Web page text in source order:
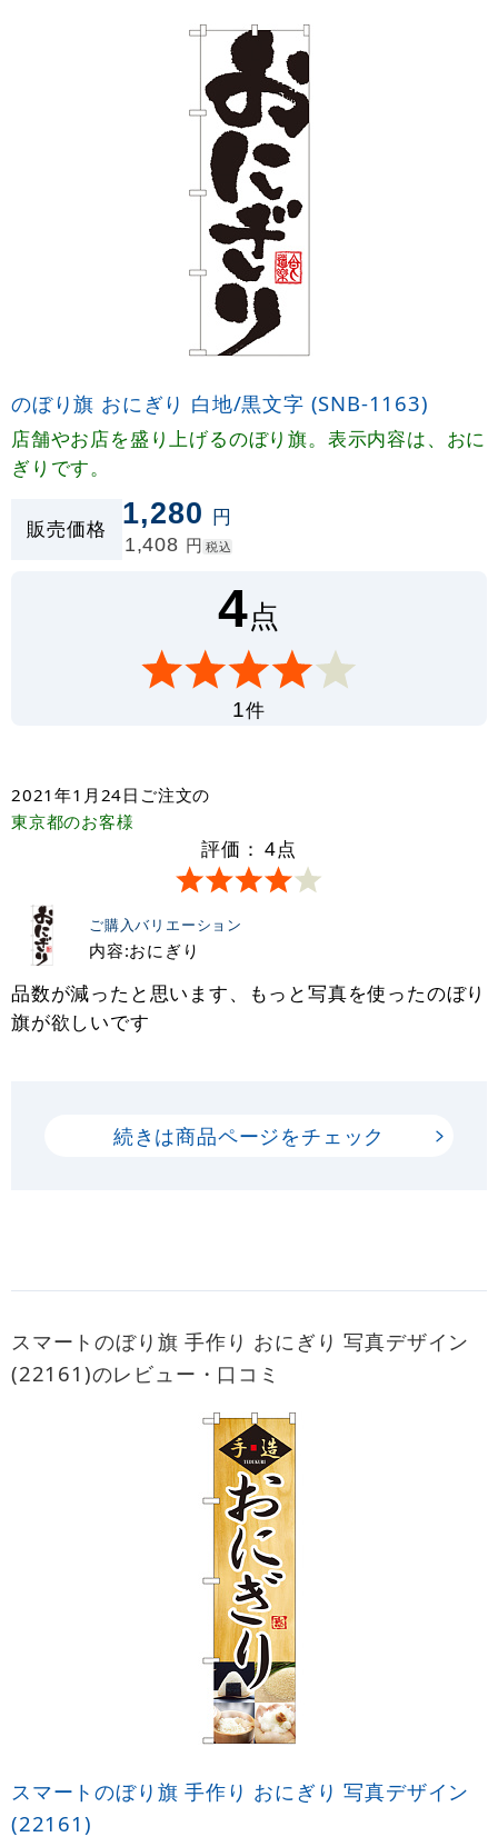
のぼり旗 おにぎり 白地/黒文字 (SNB-1163)
店舗やお店を盛り上げるのぼり旗。表示内容は、おに
ぎりです。
販売価格 1,280 円
1,408 円 税込
4点
1件
2021年1月24日 ご注文の
東京都のお客様
評価： 4点
ご購入バリエーション
内容:おにぎり
品数が減ったと思います、もっと写真を使ったのぼり
旗が欲しいです
続きは商品ページをチェック
スマートのぼり旗 手作り おにぎり 写真デザイン
(22161)のレビュー・口コミ
スマートのぼり旗 手作り おにぎり 写真デザイン
(22161)